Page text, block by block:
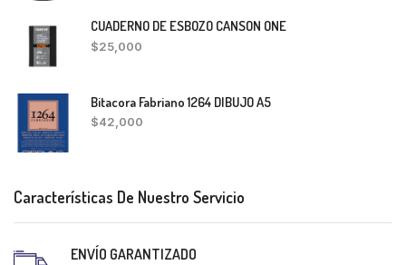
CUADERNO DE ESBOZO CANSON ONE
$25,000
Bitacora Fabriano 1264 DIBUJO A5
$42,000
Características De Nuestro Servicio
ENVÍO GARANTIZADO